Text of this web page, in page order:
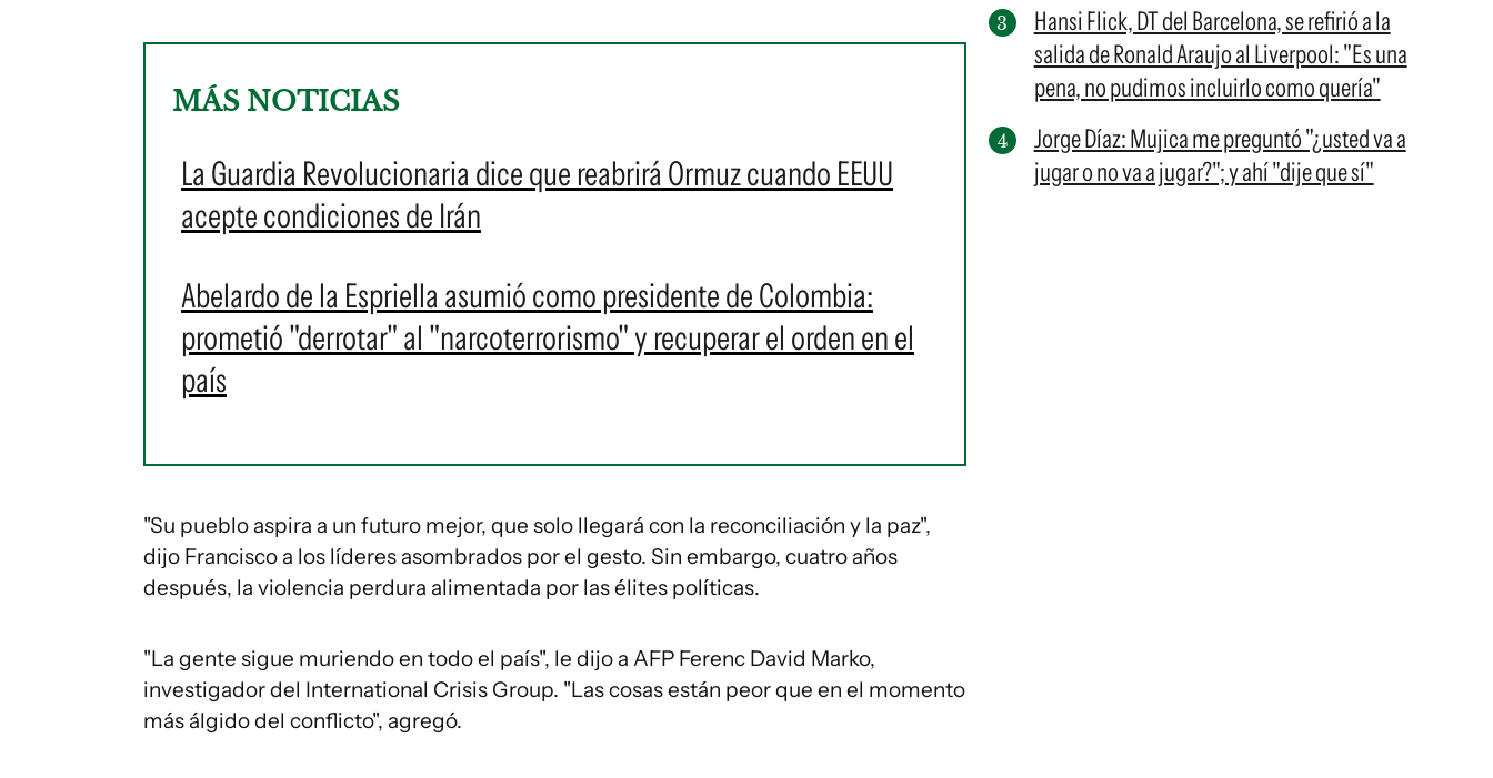
MÁS NOTICIAS
La Guardia Revolucionaria dice que reabrirá Ormuz cuando EEUU
acepte condiciones de Irán
Abelardo de la Espriella asumió como presidente de Colombia:
prometió "derrotar" al "narcoterrorismo" y recuperar el orden en el
país
"Su pueblo aspira a un futuro mejor, que solo llegará con la reconciliación y la paz",
dijo Francisco a los líderes asombrados por el gesto. Sin embargo, cuatro años
después, la violencia perdura alimentada por las élites políticas.
"La gente sigue muriendo en todo el país", le dijo a AFP Ferenc David Marko,
investigador del International Crisis Group. "Las cosas están peor que en el momento
más álgido del conflicto", agregó.
Hansi Flick, DT del Barcelona, se refirió a la
salida de Ronald Araujo al Liverpool: "Es una
pena, no pudimos incluirlo como quería"
Jorge Díaz: Mujica me preguntó "¿usted va a
jugar o no va a jugar?"; y ahí "dije que sí"